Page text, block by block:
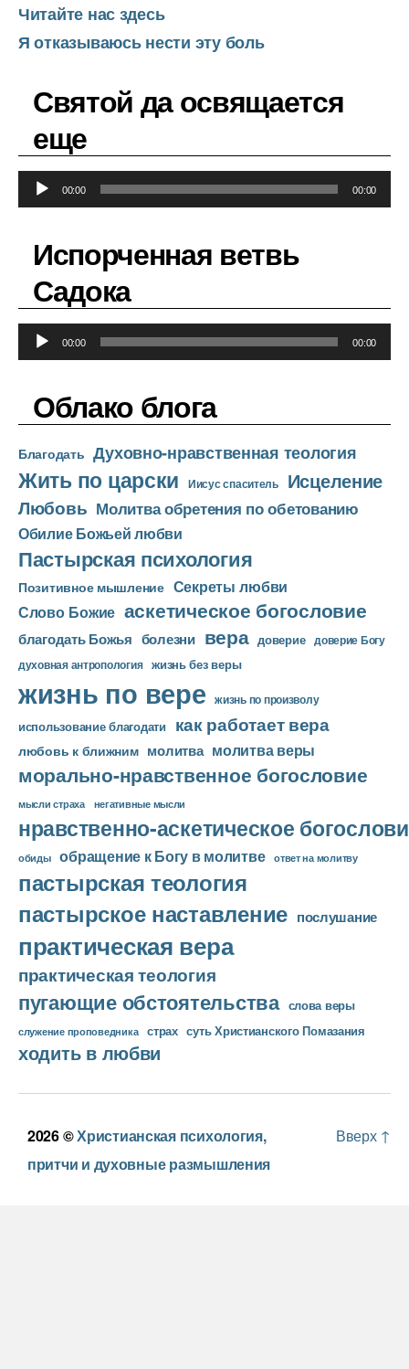
Читайте нас здесь
Я отказываюсь нести эту боль
Святой да освящается
еще
у
л
00:00 00:00
Испорченная ветвь
Садока
у
о
п
л
е
е
р
00:00 00:00
Облако блога
Благодать Духовно-нравственная теология
Жить по царски Иисус спаситель Исцеление
Любовь Молитва обретения по обетованию
Обилие Божьей любви
Пастырская психология
Позитивное мышление Секреты любви
Слово Божие аскетическое богословие
благодать Божья болезни вера доверие доверие Богу
духовная антропология жизнь без веры
жизнь по вере жизнь по произволу
использование благодати как работает вера
любовь к ближним молитва молитва веры
морально-нравственное богословие
мысли страха негативные мысли
нравственно-аскетическое
обиды обращение к Богу в молитве ответ на молитву
пастырская теология
пастырское наставление послушание
практическая вера
практическая теология
пугающие обстоятельства слова веры
служение проповедника страх суть Христианского Помазания
ходить в любви
2026 ©Христианская психология,
притчи и духовные размышления
Вверх ↑